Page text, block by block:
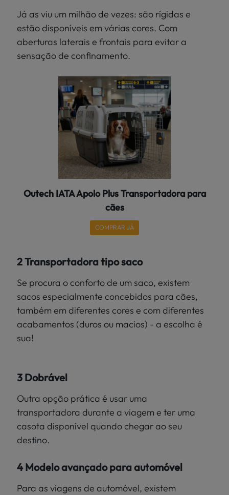
Já as viu um milhão de vezes: são rígidas e
estão disponíveis em várias cores. Com
aberturas laterais e frontais para evitar a
sensação de confinamento.
Outech IATA Apolo Plus Transportadora para
cães
COMPRAR JÁ
2 Transportadora tipo saco
Se procura o conforto de um saco, existem
sacos especialmente concebidos para cães,
também em diferentes cores e com diferentes
acabamentos (duros ou macios) - a escolha é
sua!
3 Dobrável
Outra opção prática é usar uma
transportadora durante a viagem e ter uma
casota disponível quando chegar ao seu
destino.
4 Modelo avançado para automóvel
Para as viagens de automóvel, existem